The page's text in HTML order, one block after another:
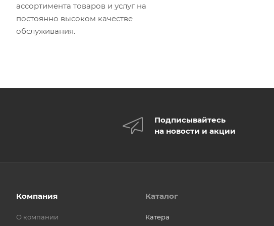
ассортимента товаров и услуг на
постоянно высоком качестве
обслуживания.
Подписывайтесь
на новости и акции
Компания
О компании
Каталог
Катера